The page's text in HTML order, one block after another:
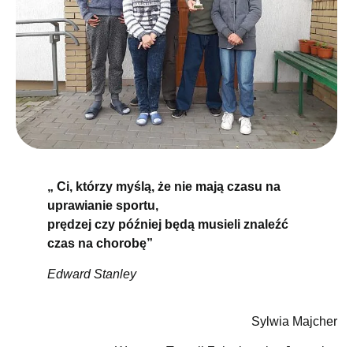
„ Ci, którzy myślą, że nie mają czasu na
uprawianie sportu,
prędzej czy później będą musieli znaleźć
czas na chorobę”
Edward Stanley
Sylwia Majcher